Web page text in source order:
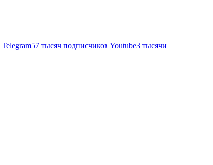
Telegram57 тысяч подписчиков Youtube3 тысячи